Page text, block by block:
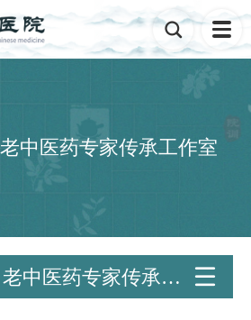

中医药专家传承工作室
中医药专家传承工
